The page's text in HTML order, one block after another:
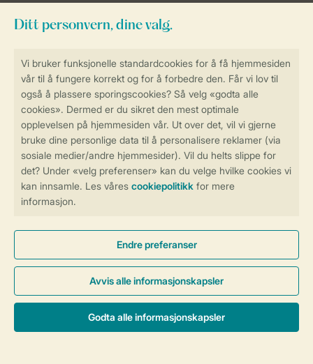
Mer info og preferanser
Sikker og rask online booking
Sikker datahåndtering
Sikker betaling
Service
Betalingsmuligheder
Generelle betingelser Persondatapolitik
Cookies og bannere
© 2026 Landal